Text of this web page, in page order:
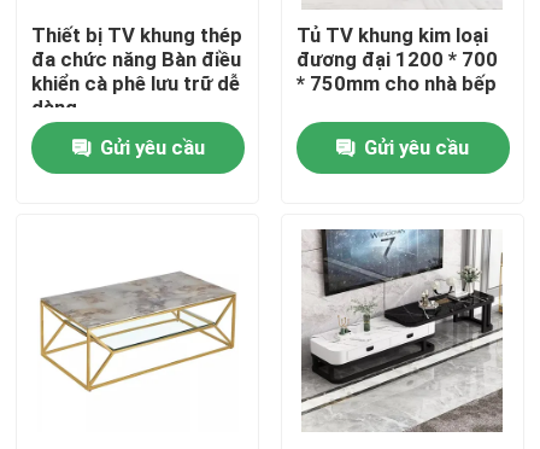
Nội thất phòng gia đình
Nội thất phòng khách
Tủ TV tùy chỉnh
Ghế quầy bar
Thiết bị TV khung thép
đa chức năng Bàn điều
khiển cà phê lưu trữ dễ
dàng
Gửi yêu cầu
Tủ TV khung kim loại
đương đại 1200 * 700
* 750mm cho nhà bếp
Gửi yêu cầu